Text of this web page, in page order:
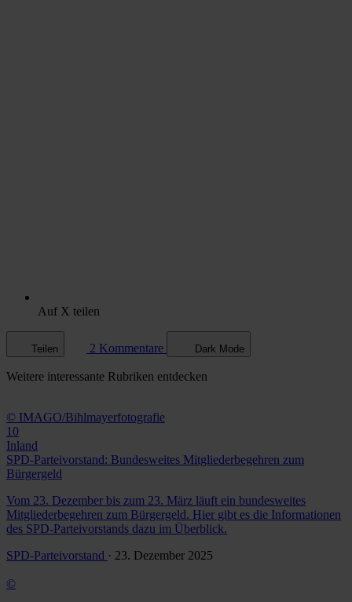
Auf X teilen
Teilen 2 Kommentare Dark Mode
Weitere interessante Rubriken entdecken
© IMAGO/Bihlmayerfotografie
10
Inland
SPD-Parteivorstand: Bundesweites Mitgliederbegehren zum
Bürgergeld
Vom 23. Dezember bis zum 23. März läuft ein bundesweites
Mitgliederbegehren zum Bürgergeld. Hier gibt es die Informationen
des SPD-Parteivorstands dazu im Überblick.
SPD-Parteivorstand · 23. Dezember 2025
©